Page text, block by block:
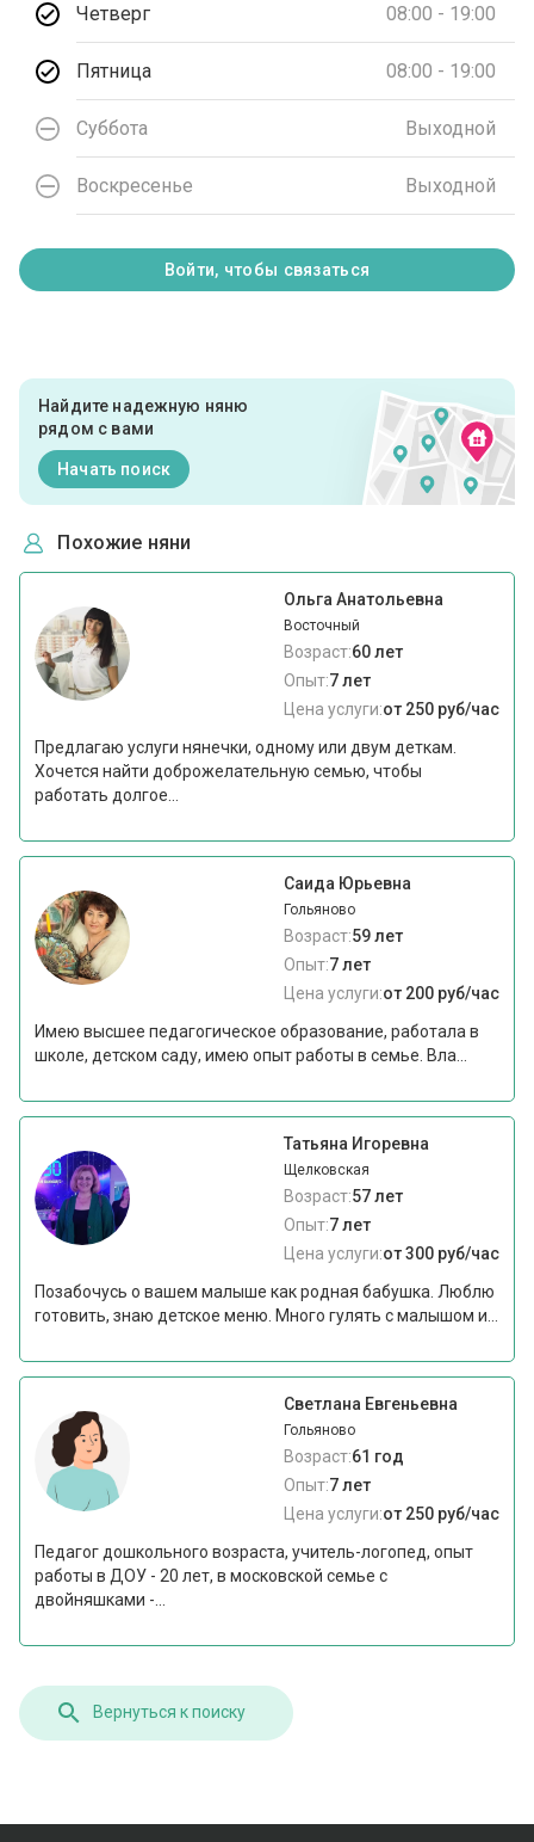
Четверг 08:00 - 19:00
Пятница 08:00 - 19:00
Суббота Выходной
Воскресенье Выходной
Войти, чтобы связаться
Найдите надежную няню
рядом с вами
Начать поиск
Похожие няни
Ольга Анатольевна
Восточный
Возраст:60 лет
Опыт:7 лет
Цена услуги:от 250 руб/час
Предлагаю услуги нянечки, одному или двум деткам.
Хочется найти доброжелательную семью, чтобы
работать долгое...
Саида Юрьевна
Гольяново
Возраст:59 лет
Опыт:7 лет
Цена услуги:от 200 руб/час
Имею высшее педагогическое образование, работала в
школе, детском саду, имею опыт работы в семье. Вла...
Татьяна Игоревна
Щелковская
Возраст:57 лет
Опыт:7 лет
Цена услуги:от 300 руб/час
Позабочусь о вашем малыше как родная бабушка. Люблю
готовить, знаю детское меню. Много гулять с малышом и...
Светлана Евгеньевна
Гольяново
Возраст:61 год
Опыт:7 лет
Цена услуги:от 250 руб/час
Педагог дошкольного возраста, учитель-логопед, опыт
работы в ДОУ - 20 лет, в московской семье с
двойняшками -...
Вернуться к поиску